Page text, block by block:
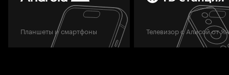
Планшеты и смартфоны Телевизор с Алисой от